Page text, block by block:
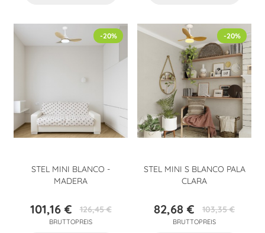
STEL MINI BLANCO -
MADERA
Preis
101,16 €Verkaufspreis
126,45 €
BRUTTOPREIS
-20%
STEL MINI S BLANCO PALA
CLARA
Preis
82,68 €Verkaufspreis
103,35 €
BRUTTOPREIS
-20%